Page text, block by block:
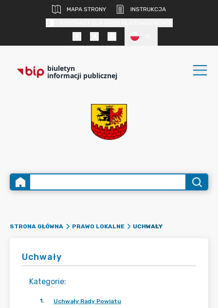
MAPA STRONY
INSTRUKCJA
biuletyn
informacji publicznej
STRONA GŁÓWNA PRAWO LOKALNE UCHWAŁY
Uchwały
Kategorie:
1. Uchwały Rady Powiatu